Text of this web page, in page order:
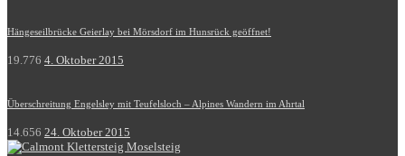
Hängeseilbrücke Geierlay bei Mörsdorf im Hunsrück geöffnet!
19.776 4. Oktober 2015
Überschreitung Engelsley mit Teufelsloch – Alpines Wandern im Ahrtal
14.656 24. Oktober 2015